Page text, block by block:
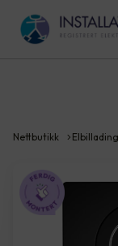
Nettbutikk Elbillading